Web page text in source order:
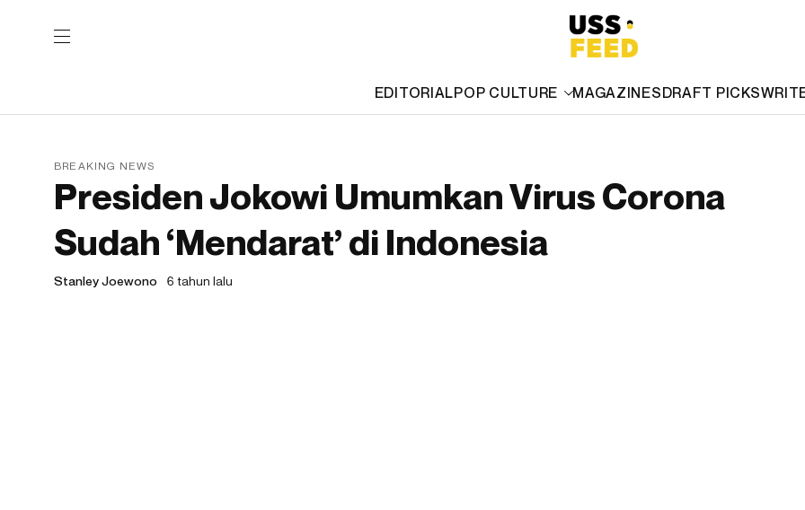
EDITORIALPOP CULTURE MAGAZINESDRAFT PICKS
BREAKING NEWS
Presiden Jokowi Umumkan Virus Corona
Sudah ‘Mendarat’ di Indonesia
Stanley Joewono 6 tahun lalu